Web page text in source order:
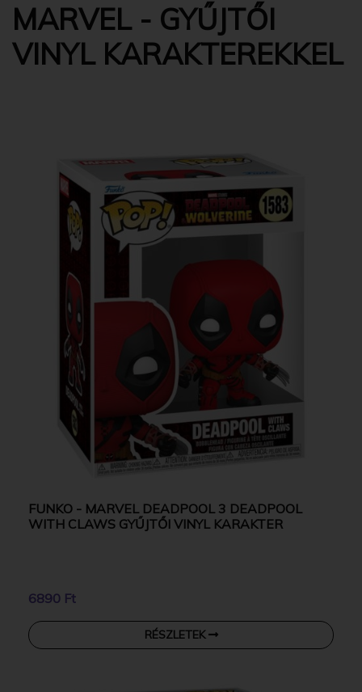
MARVEL - GYŰJTŐI
VINYL KARAKTEREKKEL
FUNKO - MARVEL DEADPOOL 3 DEADPOOL
WITH CLAWS GYŰJTŐI VINYL KARAKTER
6890 Ft
RÉSZLETEK